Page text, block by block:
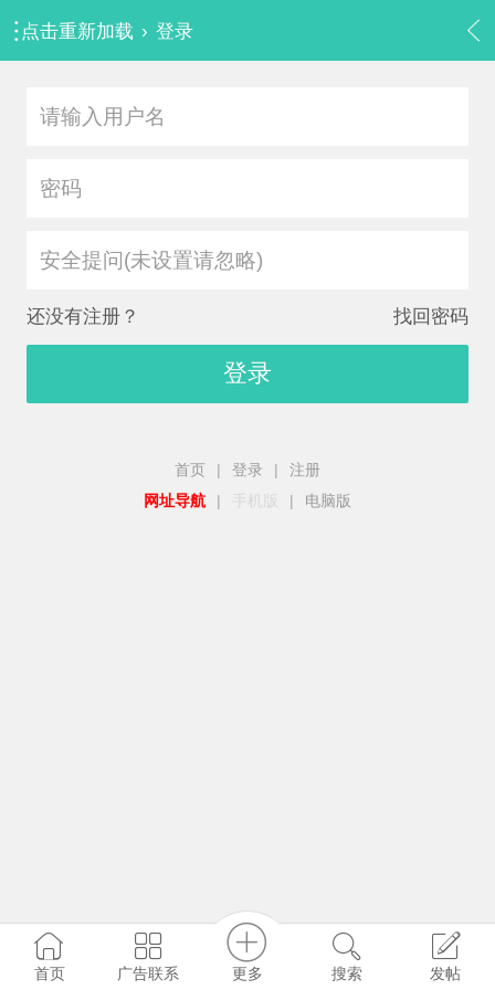
点击重新加载 › 登录
安全提问(未设置请忽略)
还没有注册？ 找回密码
登录
首页 | 登录 |
注册
网址导航
| 手机版 | 电脑版
首页 广告联系 更多 搜索 发帖